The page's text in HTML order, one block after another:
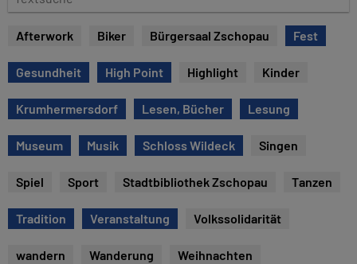
e
s
u
c
e
Afterwork Biker Bürgersaal Zschopau Fest
Gesundheit High Point Highlight Kinder
Krumhermersdorf Lesen, Bücher Lesung
Museum Musik Schloss Wildeck Singen
Spiel Sport Stadtbibliothek Zschopau Tanzen
Tradition Veranstaltung Volkssolidarität
wandern Wanderung Weihnachten